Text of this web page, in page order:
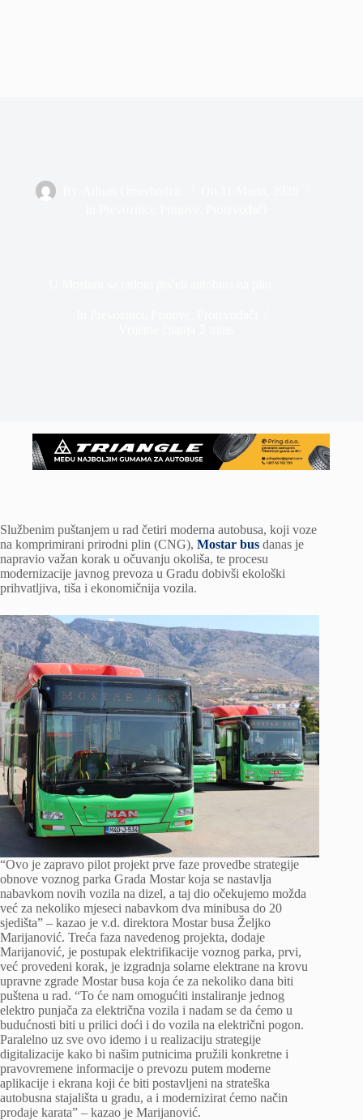
Službenim puštanjem u rad četiri moderna autobusa, koji voze
na komprimirani prirodni plin (CNG), Mostar bus danas je
napravio važan korak u očuvanju okoliša, te procesu
modernizacije javnog prevoza u Gradu dobivši ekološki
prihvatljiva, tiša i ekonomičnija vozila.
“Ovo je zapravo pilot projekt prve faze provedbe strategije
obnove voznog parka Grada Mostar koja se nastavlja
nabavkom novih vozila na dizel, a taj dio očekujemo možda
već za nekoliko mjeseci nabavkom dva minibusa do 20
sjedišta” – kazao je v.d. direktora Mostar busa Željko
Marijanović. Treća faza navedenog projekta, dodaje
Marijanović, je postupak elektrifikacije voznog parka, prvi,
već provedeni korak, je izgradnja solarne elektrane na krovu
upravne zgrade Mostar busa koja će za nekoliko dana biti
puštena u rad. “To će nam omogućiti instaliranje jednog
elektro punjača za električna vozila i nadam se da ćemo u
budućnosti biti u prilici doći i do vozila na električni pogon.
Paralelno uz sve ovo idemo i u realizaciju strategije
digitalizacije kako bi našim putnicima pružili konkretne i
pravovremene informacije o prevozu putem moderne
aplikacije i ekrana koji će biti postavljeni na strateška
autobusna stajališta u gradu, a i modernizirat ćemo način
prodaje karata” – kazao je Marijanović.